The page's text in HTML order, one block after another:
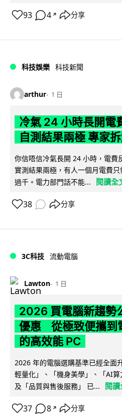
93 4 ↗ 分享
科技娛樂 科技新聞
arthur 1 日
冷氣 24 小時長開電
自測結果兩極 專家
你信唔信冷氣長開 24 小時，電費
實測結果兩極，有人一個月電費
過千。電力部門話不能...
閱讀全
38 分享
3C科技 流動電腦
Lawton 1 日
2026 買電腦新趨勢
優惠 從極致便攜到
的高效能 PC
2026 年的電腦選購基準已經全面
輕量化」、「機身美學」、「AI
及「品質與售後服務」 已...
閱
37 8 ↗ 分享